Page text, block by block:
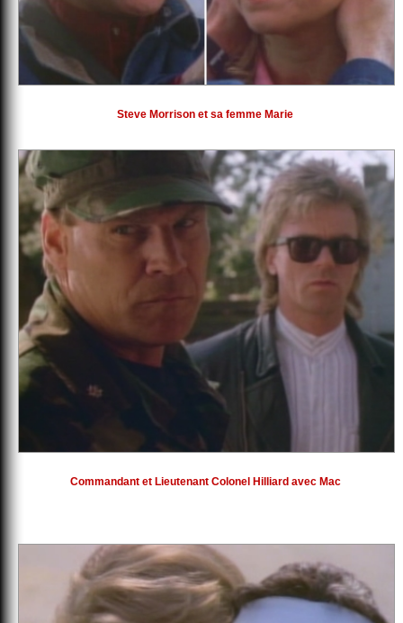
Steve Morrison et sa femme Marie
Commandant et Lieutenant Colonel Hilliard avec Mac